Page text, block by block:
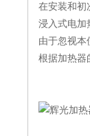
在安装和初
浸入式电加
由于忽视本
根据加热器